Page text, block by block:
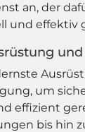
an, der
und effektiv
um
effizient
bis hin